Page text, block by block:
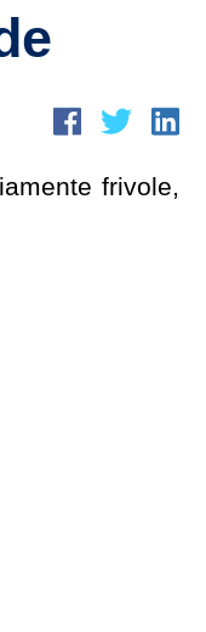
frivole,